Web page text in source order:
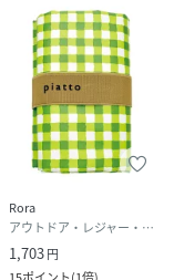
サイズ
品番
Rora
アウトドア・レジャー・キャンプ用品
1,703円